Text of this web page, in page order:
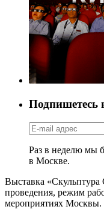
Подпишетесь
Раз в неделю мы
в Москве.
Выставка «Скульптура
проведения, режим
мероприятиях Москвы.